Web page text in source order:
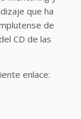
que ha
de
CD de las
enlace: